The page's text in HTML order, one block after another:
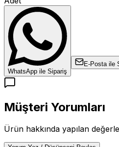
WhatsApp ile Sipariş
E-Posta ile
Müşteri Yorumları
Ürün hakkında yapılan